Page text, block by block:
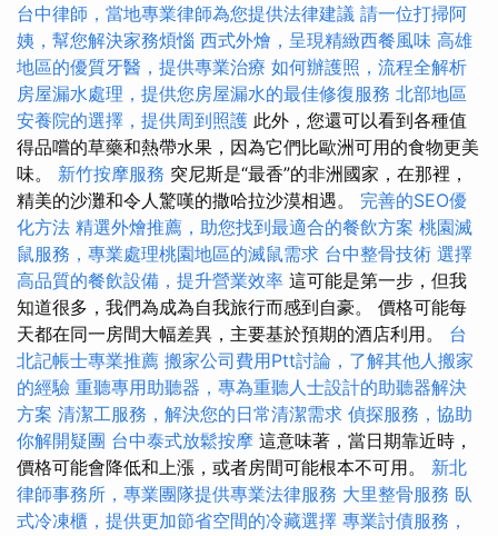
台中律師，當地專業律師為您提供法律建議 請一位打掃阿
姨，幫您解決家務煩惱 西式外燴，呈現精緻西餐風味 高雄
地區的優質牙醫，提供專業治療 如何辦護照，流程全解析
房屋漏水處理，提供您房屋漏水的最佳修復服務 北部地區
安養院的選擇，提供周到照護 此外，您還可以看到各種值
得品嚐的草藥和熱帶水果，因為它們比歐洲可用的食物更美
味。 新竹按摩服務 突尼斯是“最香”的非洲國家，在那裡，
精美的沙灘和令人驚嘆的撒哈拉沙漠相遇。 完善的SEO優
化方法 精選外燴推薦，助您找到最適合的餐飲方案 桃園滅
鼠服務，專業處理桃園地區的滅鼠需求 台中整骨技術 選擇
高品質的餐飲設備，提升營業效率 這可能是第一步，但我
知道很多，我們為成為自我旅行而感到自豪。 價格可能每
天都在同一房間大幅差異，主要基於預期的酒店利用。 台
北記帳士專業推薦 搬家公司費用Ptt討論，了解其他人搬家
的經驗 重聽專用助聽器，專為重聽人士設計的助聽器解決
方案 清潔工服務，解決您的日常清潔需求 偵探服務，協助
你解開疑團 台中泰式放鬆按摩 這意味著，當日期靠近時，
價格可能會降低和上漲，或者房間可能根本不可用。 新北
律師事務所，專業團隊提供專業法律服務 大里整骨服務 臥
式冷凍櫃，提供更加節省空間的冷藏選擇 專業討債服務，